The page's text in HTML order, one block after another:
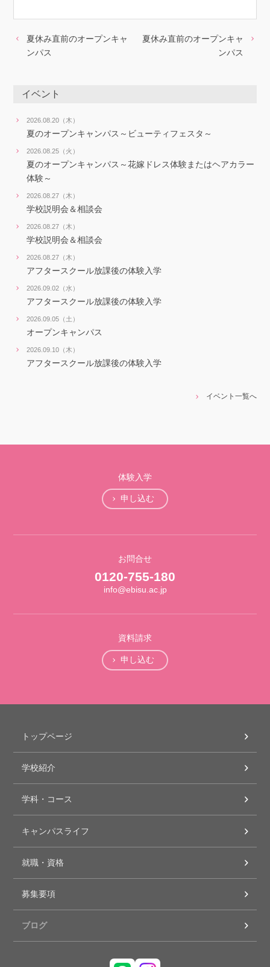
夏休み直前のオープンキャ
ンパス
夏休み直前のオープンキャ
ンパス
イベント
2026.08.20（木）
夏のオープンキャンパス～ビューティフェスタ～
2026.08.25（火）
夏のオープンキャンパス～花嫁ドレス体験またはヘアカラー
体験～
2026.08.27（木）
学校説明会＆相談会
2026.08.27（木）
学校説明会＆相談会
2026.08.27（木）
アフタースクール放課後の体験入学
2026.09.02（水）
アフタースクール放課後の体験入学
2026.09.05（土）
オープンキャンパス
2026.09.10（木）
アフタースクール放課後の体験入学
イベント一覧へ
体験入学
申し込む
お問合せ
0120-755-180
info@ebisu.ac.jp
資料請求
申し込む
トップページ
学校紹介
学科・コース
キャンパスライフ
就職・資格
募集要項
ブログ